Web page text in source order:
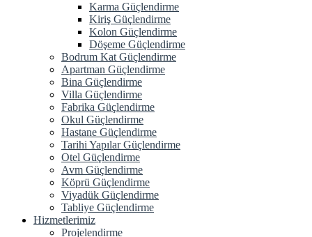
Karma Güçlendirme
Kiriş Güçlendirme
Kolon Güçlendirme
Döşeme Güçlendirme
Bodrum Kat Güçlendirme
Apartman Güçlendirme
Bina Güçlendirme
Villa Güçlendirme
Fabrika Güçlendirme
Okul Güçlendirme
Hastane Güçlendirme
Tarihi Yapılar Güçlendirme
Otel Güçlendirme
Avm Güçlendirme
Köprü Güçlendirme
Viyadük Güçlendirme
Tabliye Güçlendirme
Hizmetlerimiz
Projelendirme